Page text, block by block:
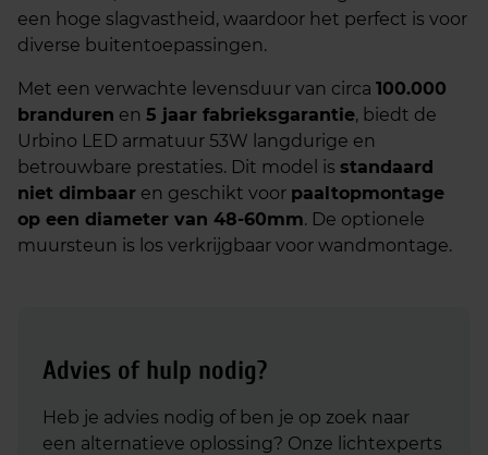
een hoge slagvastheid, waardoor het perfect is voor
diverse buitentoepassingen.
Met een verwachte levensduur van circa 100.000
branduren en 5 jaar fabrieksgarantie, biedt de
Urbino LED armatuur 53W langdurige en
betrouwbare prestaties. Dit model is standaard
niet dimbaar en geschikt voor paaltopmontage
op een diameter van 48-60mm. De optionele
muursteun is los verkrijgbaar voor wandmontage.
Advies of hulp nodig?
Heb je advies nodig of ben je op zoek naar
een alternatieve oplossing? Onze lichtexperts